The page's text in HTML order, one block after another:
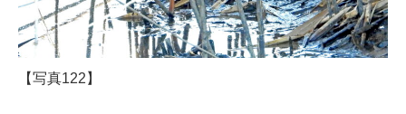
【写真122】